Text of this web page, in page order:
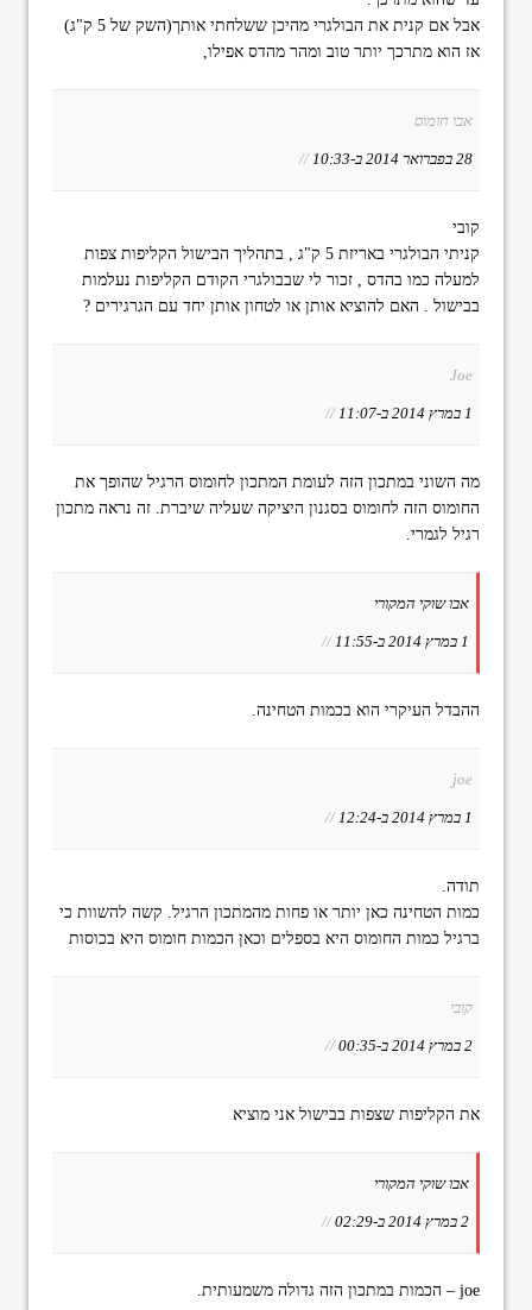
אבל אם קנית את הבולגרי מהיכן ששלחתי אותך(השק של 5 ק"ג)
אז הוא מתרכך יותר טוב ומהר מהדס אפילו,
אבו חומוס
28 בפברואר 2014 ב-10:33 //
קובי
קניתי הבולגרי באריזת 5 ק"ג , בתהליך הבישול הקליפות צפות
למעלה כמו בהדס , זכור לי שבבולגרי הקודם הקליפות נעלמות
בבישול . האם להוציא אותן או לטחון אותן יחד עם הגרגירים ?
Joe
1 במרץ 2014 ב-11:07 //
מה השוני במתכון הזה לעומת המתכון לחומוס הרגיל שהופך את
החומוס הזה לחומוס בסגנון היציקה שעליה שיברת. זה נראה מתכון
רגיל לגמרי.
אבו שוקי המקורי
1 במרץ 2014 ב-11:55 //
ההבדל העיקרי הוא בכמות הטחינה.
joe
1 במרץ 2014 ב-12:24 //
תודה.
כמות הטחינה כאן יותר או פחות מהמתכון הרגיל. קשה להשוות כי
ברגיל כמות החומוס היא בספלים וכאן הכמות חומוס היא בכוסות
קובי
2 במרץ 2014 ב-00:35 //
את הקליפות שצפות בבישול אני מוציא
אבו שוקי המקורי
2 במרץ 2014 ב-02:29 //
joe – הכמות במתכון הזה גדולה משמעותית.